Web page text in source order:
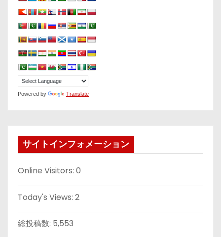
Powered by Translate
サイトインフォメーション
Online Visitors: 0
Today's Views: 2
総投稿数: 5,553